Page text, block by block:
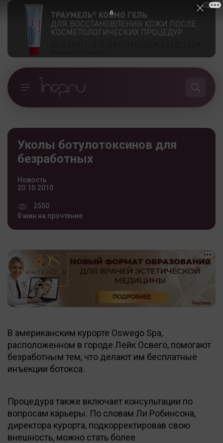
Уколы ботулотоксинов для
безработных
Новость
20.10.2010
2550
0 мин на прочтение
В американским курорте Oswego Spa,
расположенном в городе Лейк Освего, помогают
безработным тем, что делают им бесплатные
инъекции ботокса.
Процедура также включает консультации по
вопросам карьеры. По словам Ли Робинсона,
директора курорта, подкорректировав свою
внешность, можно стать более
5